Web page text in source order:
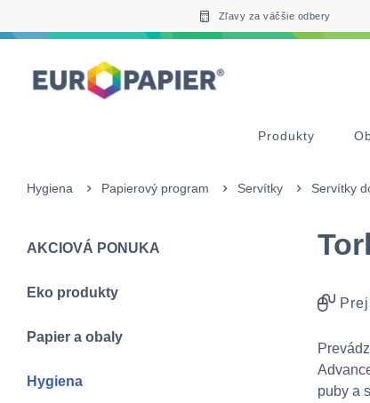
Zľavy za väčšie odbery
Produkty
Hygiena Papierový program Servítky Servítky
AKCIOVÁ PONUKA
Eko produkty
Papier a obaly
Hygiena
puby a